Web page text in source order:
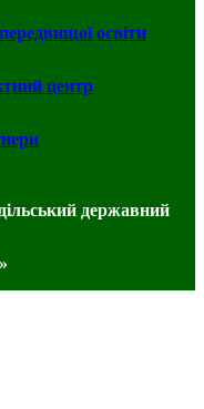
освіти
центр
державний